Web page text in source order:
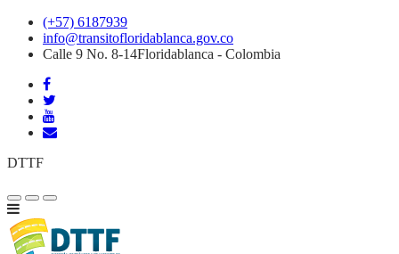
(+57) 6187939
info@transitofloridablanca.gov.co
Calle 9 No. 8-14Floridablanca - Colombia
DTTF